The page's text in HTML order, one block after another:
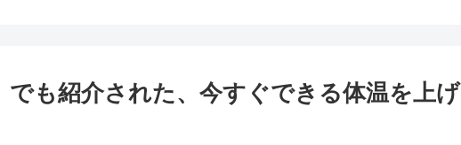
でも紹介された、今すぐできる体温を上げ